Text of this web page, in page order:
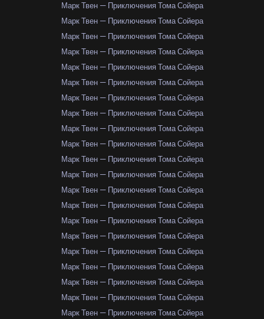
Марк Твен — Приключения Тома Сойера
Марк Твен — Приключения Тома Сойера
Марк Твен — Приключения Тома Сойера
Марк Твен — Приключения Тома Сойера
Марк Твен — Приключения Тома Сойера
Марк Твен — Приключения Тома Сойера
Марк Твен — Приключения Тома Сойера
Марк Твен — Приключения Тома Сойера
Марк Твен — Приключения Тома Сойера
Марк Твен — Приключения Тома Сойера
Марк Твен — Приключения Тома Сойера
Марк Твен — Приключения Тома Сойера
Марк Твен — Приключения Тома Сойера
Марк Твен — Приключения Тома Сойера
Марк Твен — Приключения Тома Сойера
Марк Твен — Приключения Тома Сойера
Марк Твен — Приключения Тома Сойера
Марк Твен — Приключения Тома Сойера
Марк Твен — Приключения Тома Сойера
Марк Твен — Приключения Тома Сойера
Марк Твен — Приключения Тома Сойера